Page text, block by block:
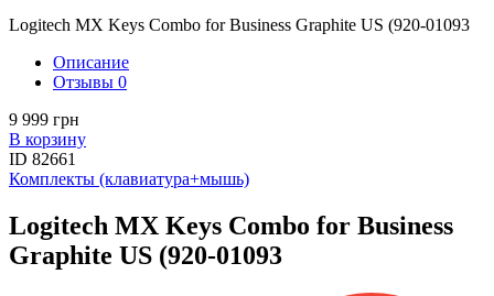
Logitech MX Keys Combo for Business Graphite US (920-01093
Описание
Отзывы 0
9 999 грн
В корзину
ID 82661
Комплекты (клавиатура+мышь)
Logitech MX Keys Combo for Business
Graphite US (920-01093